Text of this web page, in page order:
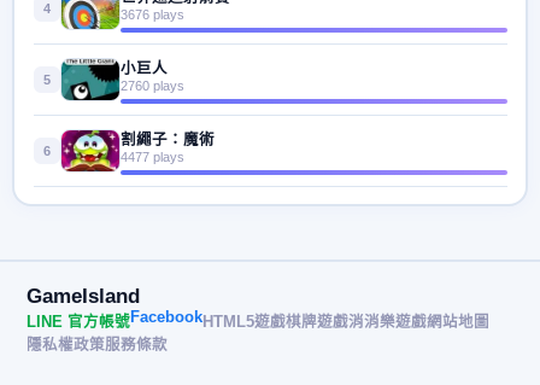
4 3676 plays
5
小巨人
2760 plays
6
割繩子：魔術
4477 plays
GameIsland
LINE 官方帳號FacebookHTML5遊戲棋牌遊戲消消樂遊戲網站地圖
隱私權政策服務條款